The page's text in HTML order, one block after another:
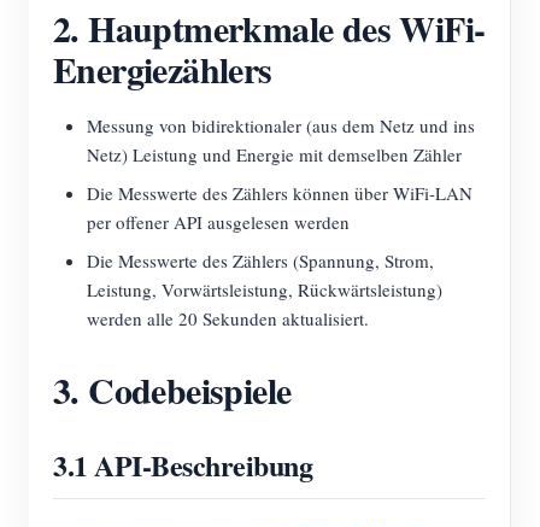
2. Hauptmerkmale des WiFi-
Energiezählers
Messung von bidirektionaler (aus dem Netz und ins
Netz) Leistung und Energie mit demselben Zähler
Die Messwerte des Zählers können über WiFi-LAN
per offener API ausgelesen werden
Die Messwerte des Zählers (Spannung, Strom,
Leistung, Vorwärtsleistung, Rückwärtsleistung)
werden alle 20 Sekunden aktualisiert.
3. Codebeispiele
3.1 API-Beschreibung